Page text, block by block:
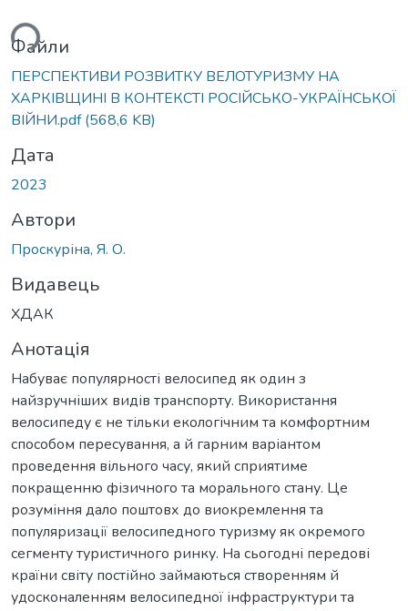
Файли
ПЕРСПЕКТИВИ РОЗВИТКУ ВЕЛОТУРИЗМУ НА
ХАРКІВЩИНІ В КОНТЕКСТІ РОСІЙСЬКО-УКРАЇНСЬКОЇ
ВІЙНИ.pdf(568,6 KB)
Дата
2023
Автори
Проскуріна, Я. О.
Видавець
ХДАК
Анотація
Набуває популярності велосипед як один з
найзручніших видів транспорту. Використання
велосипеду є не тільки екологічним та комфортним
способом пересування, а й гарним варіантом
проведення вільного часу, який сприятиме
покращенню фізичного та морального стану. Це
розуміння дало поштовх до виокремлення та
популяризації велосипедного туризму як окремого
сегменту туристичного ринку. На сьогодні передові
країни світу постійно займаються створенням й
удосконаленням велосипедної інфраструктури та